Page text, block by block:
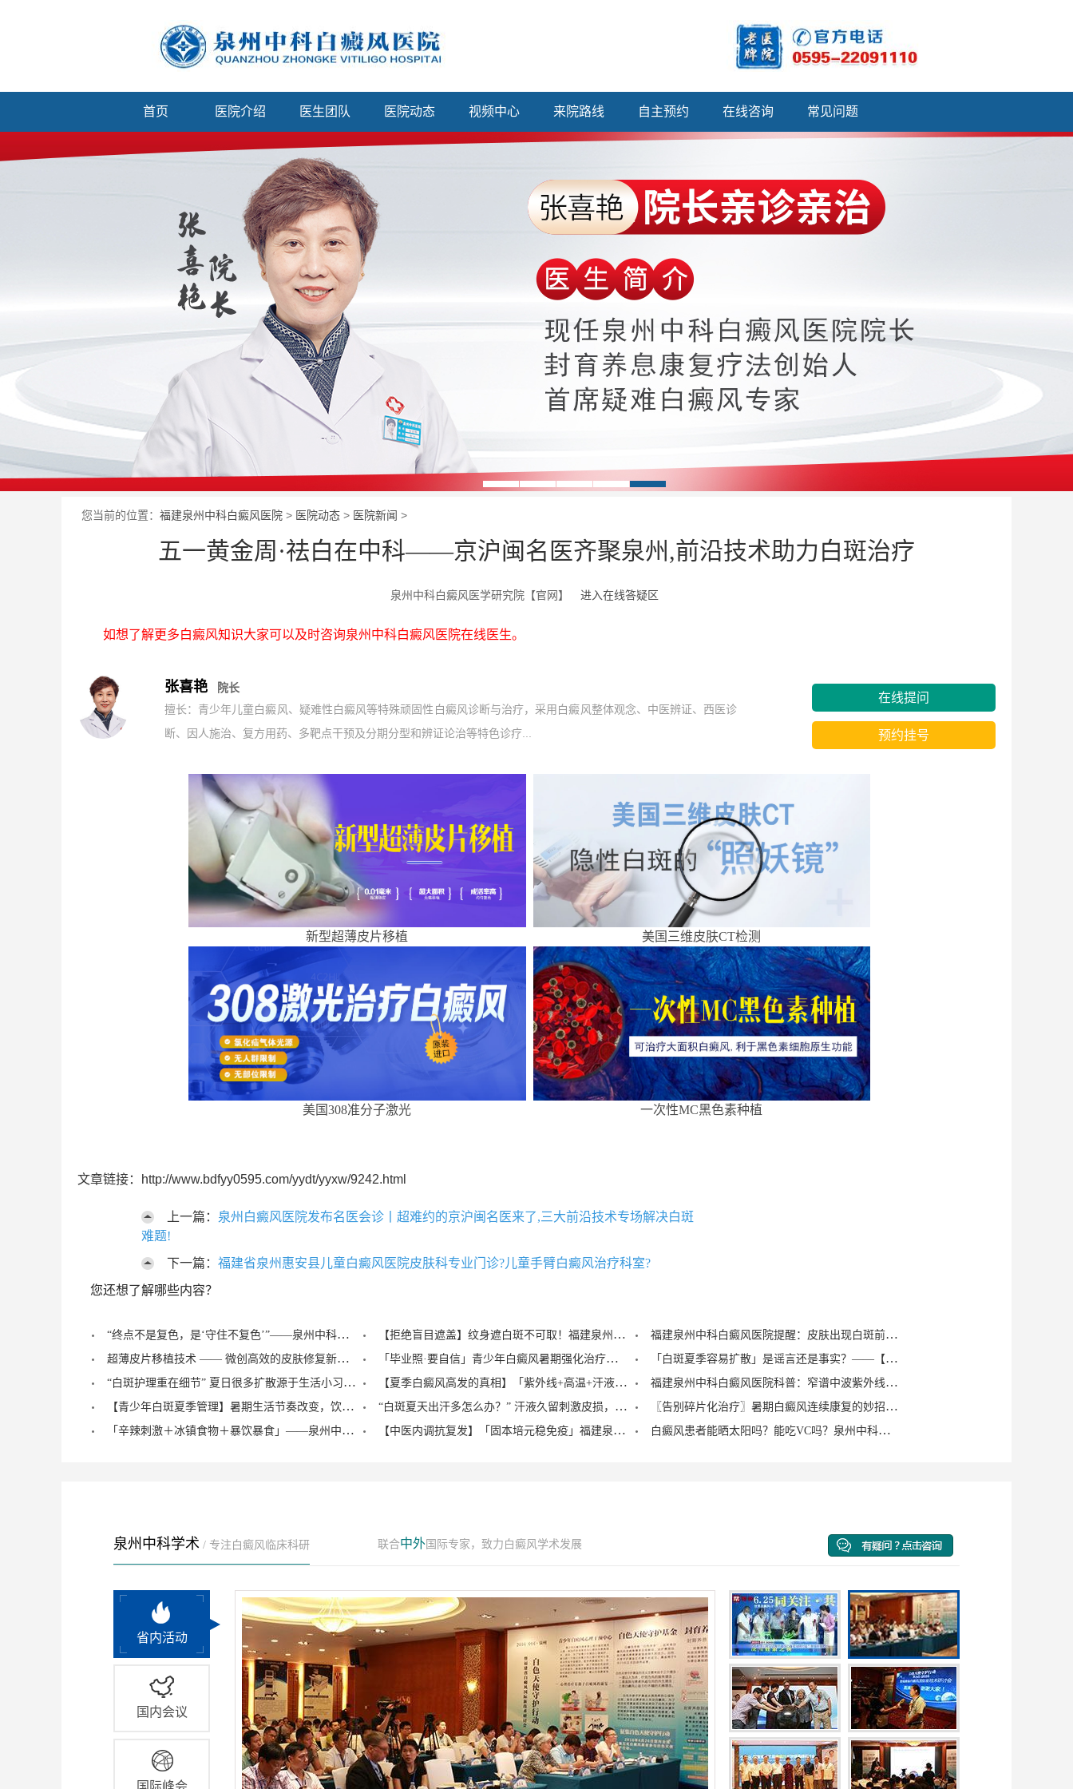
首页 医院介绍 医生团队 医院动态 视频中心 来院路线 自主预约 在线咨询 常见问题
您当前的位置： 福建泉州中科白癜风医院 > 医院动态 > 医院新闻 >
五一黄金周·祛白在中科——京沪闽名医齐聚泉州,前沿技术助力白斑治疗
泉州中科白癜风医学研究院【官网】 进入在线答疑区
如想了解更多白癜风知识大家可以及时咨询泉州中科白癜风医院在线医生。
张喜艳
院长
擅长：青少年儿童白癜风、疑难性白癜风等特殊顽固性白癜风诊断与治疗，采用白癜风整体观念、中医辨证、西医诊
断、因人施治、复方用药、多靶点干预及分期分型和辨证论治等特色诊疗...
在线提问
预约挂号
新型超薄皮片移植 美国三维皮肤CT检测
美国308准分子激光 一次性MC黑色素种植
文章链接：http://www.bdfyy0595.com/yydt/yyxw/9242.html
上一篇： 泉州白癜风医院发布名医会诊丨超难约的京沪闽名医来了,三大前沿技术专场解决白斑
难题!
下一篇： 福建省泉州惠安县儿童白癜风医院皮肤科专业门诊?儿童手臂白癜风治疗科室?
您还想了解哪些内容？
“终点不是复色，是‘守住不复色’”——泉州中科全周期管理：复色之后的稳定度才是关键 【拒绝盲目遮盖】纹身遮白斑不可取！福建泉州中科白癜风医院倡导科学诊疗，从根源唤醒黑色素
福建泉州中科白癜风医院提醒：皮肤出现白斑前，这5个生活诱因您注意到了吗？
超薄皮片移植技术 —— 微创高效的皮肤修复新方案
「毕业照·要自信」青少年白癜风暑期强化治疗——福建泉州中科白癜风医院专业护航
「白斑夏季容易扩散」是谣言还是事实？——【泉州中科医院】科学解读夏季白斑变化规律
“白斑护理重在细节” 夏日很多扩散源于生活小习惯，泉州中科白癜风医院盘点容易被忽视的白斑护理误区
【夏季白癜风高发的真相】「紫外线+高温+汗液刺激」——泉州中科医院教你科学应对
福建泉州中科白癜风医院科普：窄谱中波紫外线光疗在白癜风辅助治疗中的应用
【青少年白斑夏季管理】暑期生活节奏改变，饮食作息易失控，泉州中科白癜风医院浅谈青少年白斑夏日管理
“白斑夏天出汗多怎么办？” 汗液久留刺激皮损，泉州中科白癜风医院告知白癜风人群出汗后正确处理方式
〖告别碎片化治疗〗暑期白癜风连续康复的妙招：泉州中科倡导“封育养息”体系
「辛辣刺激＋冰镇食物＋暴饮暴食」——泉州中科：这三样是夏季白斑的“饮食雷区”
【中医内调抗复发】「固本培元稳免疫」福建泉州中科白癜风医院从根源守护肌肤！ 白癜风患者能晒太阳吗？能吃VC吗？泉州中科发布饮食起居“三宜三忌”
泉州中科学术 / 专注白癜风临床科研 联合中外国际专家，致力白癜风学术发展
省内活动
国内会议
国际峰会